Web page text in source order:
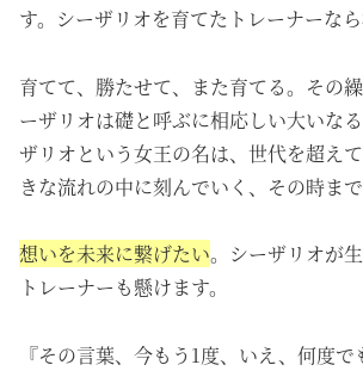
す。シーザリオを育てたトレーナーなら
育てて、勝たせて、また育てる。その
ーザリオは礎と呼ぶに相応しい大いな
ザリオという女王の名は、世代を超え
きな流れの中に刻んでいく、その時まで
想いを未来に繋げたい。シーザリオが
トレーナーも懸けます。
『その言葉、今もう1度、いえ、何度で